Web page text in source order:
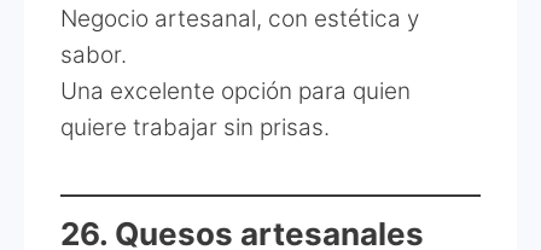
Negocio artesanal, con estética y
sabor.
Una excelente opción para quien
quiere trabajar sin prisas.
26. Quesos artesanales